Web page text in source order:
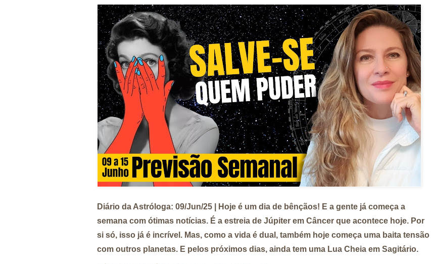
Diário da Astróloga: 09/Jun/25 |
Hoje é um dia de bênçãos! E a gente já começa a
semana com ótimas notícias. É a estreia de Júpiter em Câncer que acontece hoje. Por
si só, isso já é incrível. Mas, como a vida é dual, também hoje começa uma baita tensão
com outros planetas. E pelos próximos dias, ainda tem uma Lua Cheia em Sagitário.